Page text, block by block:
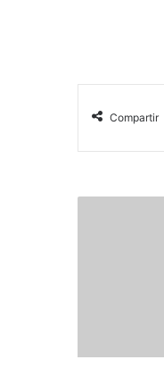
Compartir